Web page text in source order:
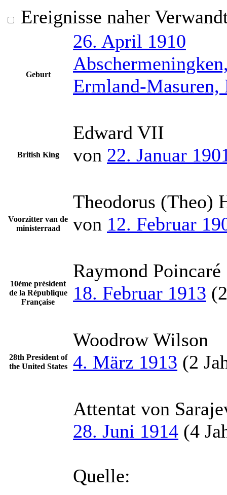
Ereignisse naher
Geburt
26. April 1910
Ermland-Masuren,
British King
Edward VII
von 22. Januar
Voorzitter van de
ministerraad
Theodorus (Theo)
von 12. Februar
10ème président
de la République
Française
Raymond Poincaré
18. Februar 1913
28th President of
the United States
Woodrow Wilson
4. März 1913 (2
Attentat von
28. Juni 1914 (4
Quelle: